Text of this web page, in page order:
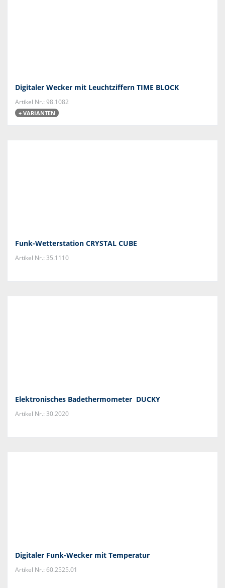
Digitaler Wecker mit Leuchtziffern TIME BLOCK
Artikel Nr.: 98.1082
+ VARIANTEN
Funk-Wetterstation CRYSTAL CUBE
Artikel Nr.: 35.1110
Elektronisches Badethermometer DUCKY
Artikel Nr.: 30.2020
Digitaler Funk-Wecker mit Temperatur
Artikel Nr.: 60.2525.01